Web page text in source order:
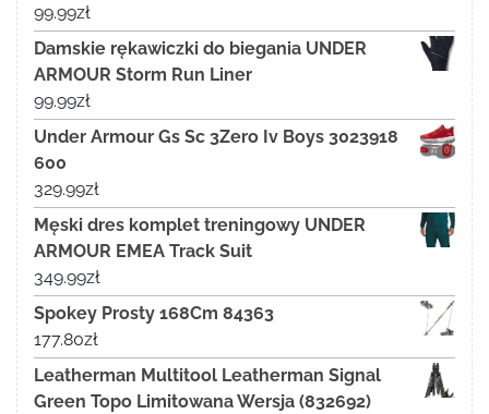
99.99zł
Damskie rękawiczki do biegania UNDER
ARMOUR Storm Run Liner
99.99zł
Under Armour Gs Sc 3Zero Iv Boys 3023918
600
329.99zł
Męski dres komplet treningowy UNDER
ARMOUR EMEA Track Suit
349.99zł
Spokey Prosty 168Cm 84363
177.80zł
Leatherman Multitool Leatherman Signal
Green Topo Limitowana Wersja (832692)